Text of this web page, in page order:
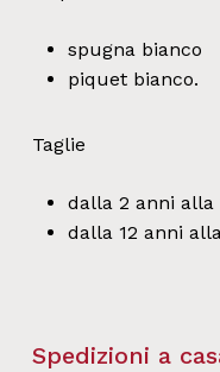
spugna bianco
piquet bianco.
Taglie
dalla 2 anni alla
dalla 12 anni
Spedizioni a